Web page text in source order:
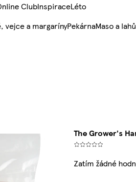
ClubInspiraceLéto
vejce a margarínyPekárnaMaso a
The Grower's
Zatím žádné